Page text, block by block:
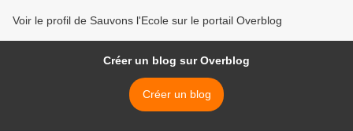
Voir le profil de Sauvons l'Ecole sur le portail Overblog
Créer un blog sur Overblog
Créer un blog